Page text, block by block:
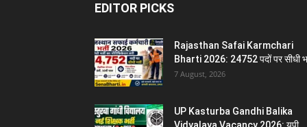
EDITOR PICKS
Rajasthan Safai Karmchari
Bharti 2026: 24752 पदों पर सीधी
7 August, 2026
UP Kasturba Gandhi Balika